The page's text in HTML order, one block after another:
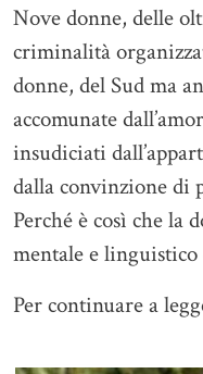
Nove donne, delle
criminalità
donne, del Sud ma
accomunate
insudiciati
dalla convinzione di
Perché è così che la
mentale e linguistico
Per continuare a